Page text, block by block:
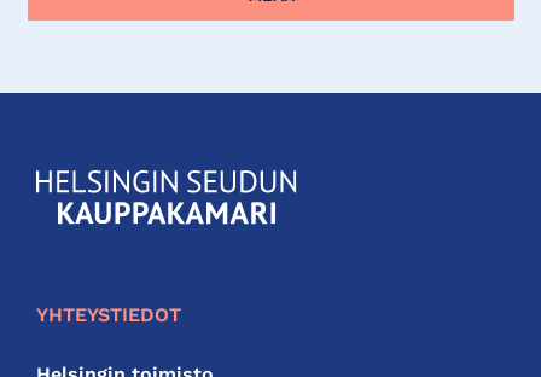
KauppakamariHelsingin
seudun
YHTEYSTIEDOT